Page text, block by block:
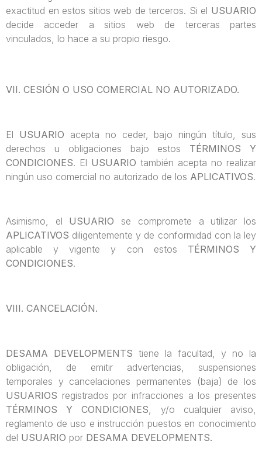
exactitud en estos sitios web de terceros. Si el USUARIO
decide acceder a sitios web de terceras partes
vinculados, lo hace a su propio riesgo.
VII. CESIÓN O USO COMERCIAL NO AUTORIZADO.
El USUARIO acepta no ceder, bajo ningún título, sus
derechos u obligaciones bajo estos TÉRMINOS Y
CONDICIONES. El USUARIO también acepta no realizar
ningún uso comercial no autorizado de los APLICATIVOS.
Asimismo, el USUARIO se compromete a utilizar los
APLICATIVOS diligentemente y de conformidad con la ley
aplicable y vigente y con estos TÉRMINOS Y
CONDICIONES.
VIII. CANCELACIÓN.
DESAMA DEVELOPMENTS tiene la facultad, y no la
obligación, de emitir advertencias, suspensiones
temporales y cancelaciones permanentes (baja) de los
USUARIOS registrados por infracciones a los presentes
TÉRMINOS Y CONDICIONES , y/o cualquier aviso,
reglamento de uso e instrucción puestos en conocimiento
del USUARIO por DESAMA DEVELOPMENTS.